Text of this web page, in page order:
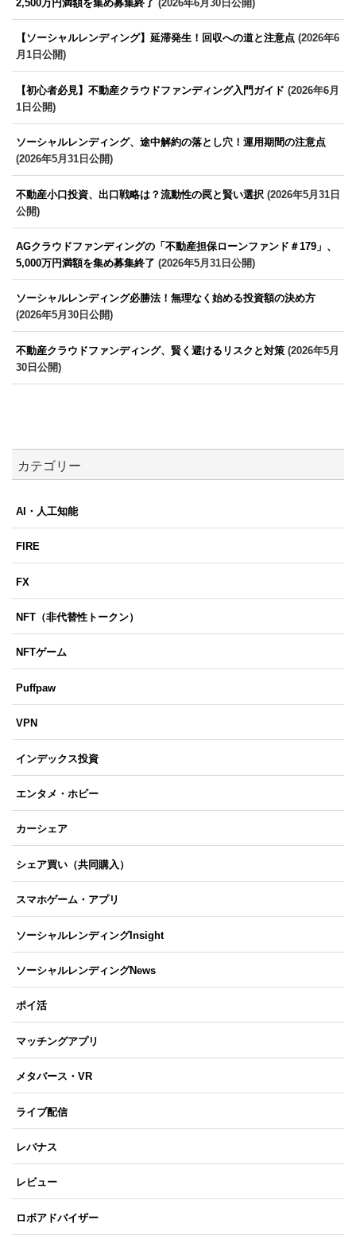
2,500万円満額を集め募集終了 (2026年6月30日公開)
【ソーシャルレンディング】延滞発生！回収への道と注意点 (2026年6
月1日公開)
【初心者必見】不動産クラウドファンディング入門ガイド (2026年6月
1日公開)
ソーシャルレンディング、途中解約の落とし穴！運用期間の注意点
(2026年5月31日公開)
不動産小口投資、出口戦略は？流動性の罠と賢い選択 (2026年5月31日
公開)
AGクラウドファンディングの「不動産担保ローンファンド＃179」、
5,000万円満額を集め募集終了 (2026年5月31日公開)
ソーシャルレンディング必勝法！無理なく始める投資額の決め方
(2026年5月30日公開)
不動産クラウドファンディング、賢く避けるリスクと対策 (2026年5月
30日公開)
カテゴリー
AI・人工知能
FIRE
FX
NFT（非代替性トークン）
NFTゲーム
Puffpaw
VPN
インデックス投資
エンタメ・ホビー
カーシェア
シェア買い（共同購入）
スマホゲーム・アプリ
ソーシャルレンディングInsight
ソーシャルレンディングNews
ポイ活
マッチングアプリ
メタバース・VR
ライブ配信
レバナス
レビュー
ロボアドバイザー